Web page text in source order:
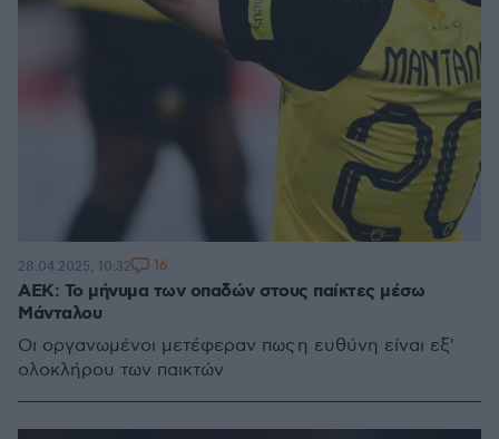
ΑΕΚ: Το μήνυμα των οπαδών στους παίκτες μέσω
Μάνταλου
Οι οργανωμένοι μετέφεραν πως η ευθύνη είναι εξ'
ολοκλήρου των παικτών
28.04.2025, 10:32 16